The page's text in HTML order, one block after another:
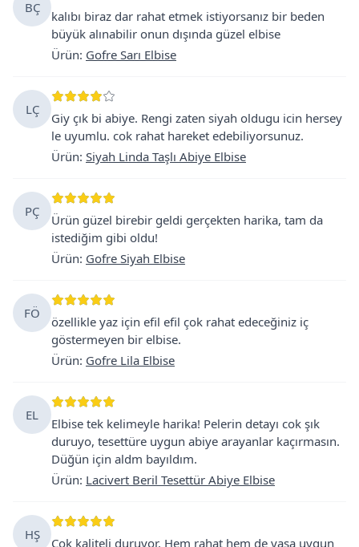
BÇ
kalıbı biraz dar rahat etmek istiyorsanız bir beden
büyük alınabilir onun dışında güzel elbise
Ürün: Gofre Sarı Elbise
LÇ
Giy çık bi abiye. Rengi zaten siyah oldugu icin hersey
le uyumlu. cok rahat hareket edebiliyorsunuz.
Ürün: Siyah Linda Taşlı Abiye Elbise
PÇ
Ürün güzel birebir geldi gerçekten harika, tam da
istediğim gibi oldu!
Ürün: Gofre Siyah Elbise
FÖ
özellikle yaz için efil efil çok rahat edeceğiniz iç
göstermeyen bir elbise.
Ürün: Gofre Lila Elbise
EL
Elbise tek kelimeyle harika! Pelerin detayı cok şık
duruyo, tesettüre uygun abiye arayanlar kaçırmasın.
Düğün için aldm bayıldım.
Ürün: Lacivert Beril Tesettür Abiye Elbise
HŞ
Cok kaliteli duruyor. Hem rahat hem de yasa uygun